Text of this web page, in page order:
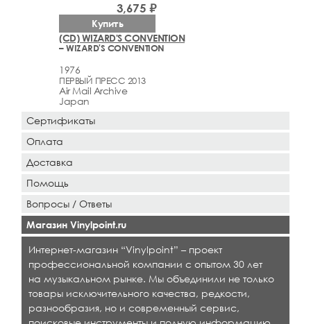
(CD) WIZARD'S CONVENTION
– WIZARD'S CONVENTION
1976
ПЕРВЫЙ ПРЕСС 2013
Air Mail Archive
Japan
3,675 ₽
Купить
Сертификаты
Оплата
Доставка
Помощь
Вопросы / Ответы
Магазин Vinylpoint.ru
Интернет-магазин “Vinylpoint” – проект
профессиональной компании с опытом 30 лет
на музыкальном рынке. Мы объединили не только
товары исключительного качества, редкости,
разнообразия, но и современный сервис,